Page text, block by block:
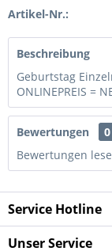
Artikel-Nr.:
Beschreibung
Geburtstag
ONLINEPREIS =
Bewertungen
0
Bewertungen
Service Hotline
Unser Service